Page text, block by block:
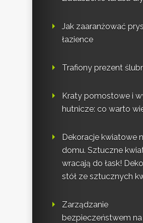
Jak zaaranżować
łazience
Trafiony prezent
Kraty pomostowe i
hutnicze: co warto
Dekoracje kwiatowe
domu. Sztuczne
wracają do łask!
stół ze sztucznych
Zarządzanie
bezpieczeństwem